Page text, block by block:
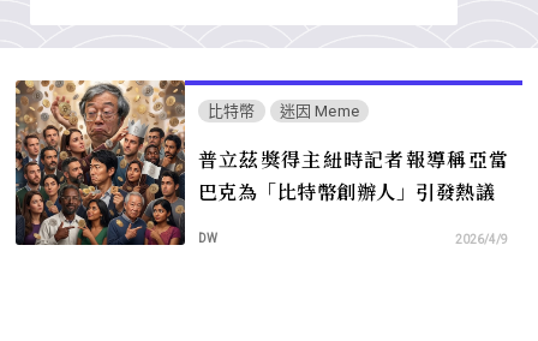
比特幣 迷因 Meme
普立茲獎得主紐時記者報導稱亞當
巴克為「比特幣創辦人」引發熱議
DW 2026/4/9